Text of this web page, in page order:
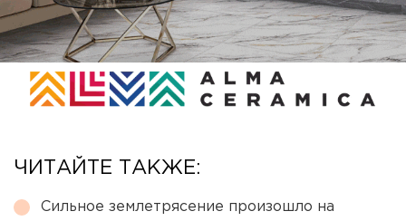
ЧИТАЙТЕ ТАКЖЕ:
Сильное землетрясение произошло на